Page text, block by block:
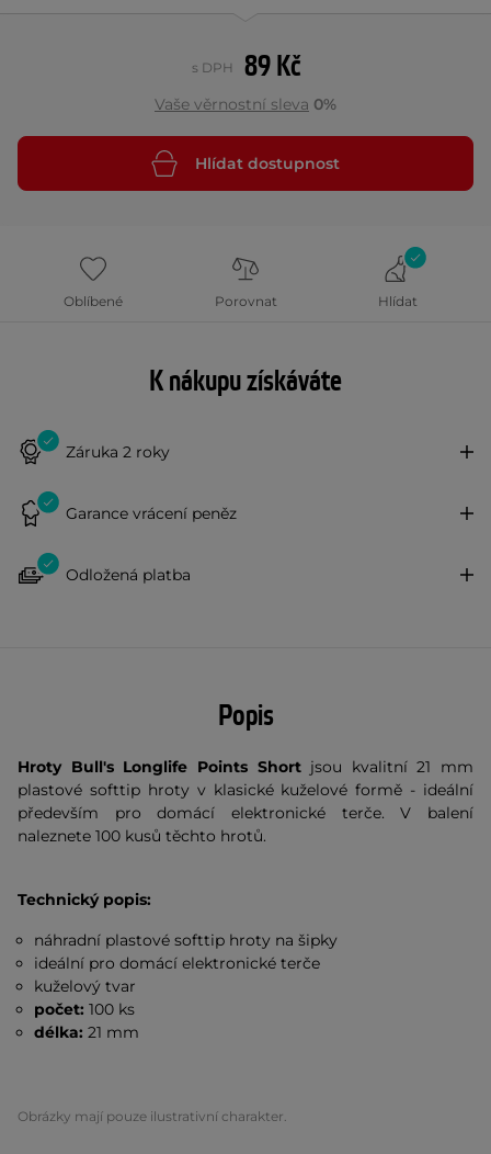
89 Kč
s DPH
Vaše věrnostní sleva 0%
Hlídat dostupnost
Oblíbené Porovnat Hlídat
K nákupu získáváte
Záruka 2 roky
Garance vrácení peněz
Odložená platba
Popis
Hroty Bull's Longlife Points Shortjsou kvalitní 21 mm
plastové softtip hroty v klasické kuželové formě - ideální
především pro domácí elektronické terče. V balení
naleznete 100 kusů těchto hrotů.
Technický popis:
náhradní plastové softtip hroty na šipky
ideální pro domácí elektronické terče
kuželový tvar
počet:100 ks
délka: 21 mm
Obrázky mají pouze ilustrativní charakter.